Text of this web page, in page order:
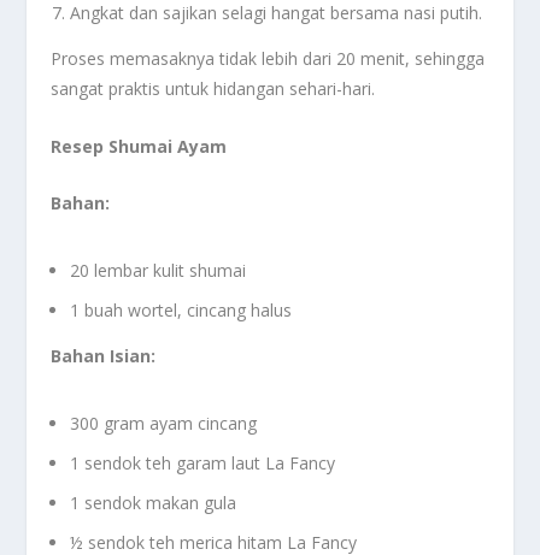
Angkat dan sajikan selagi hangat bersama nasi putih.
Proses memasaknya tidak lebih dari 20 menit, sehingga
sangat praktis untuk hidangan sehari-hari.
Resep Shumai Ayam
Bahan:
20 lembar kulit shumai
1 buah wortel, cincang halus
Bahan Isian:
300 gram ayam cincang
1 sendok teh garam laut La Fancy
1 sendok makan gula
½ sendok teh merica hitam La Fancy